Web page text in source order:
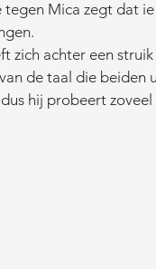
tegen Mica zegt dat
zich achter een
de taal die beiden
hij probeert